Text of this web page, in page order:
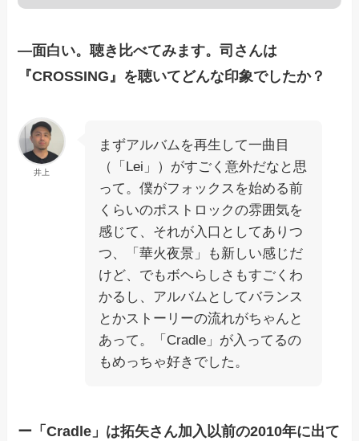
―面白い。聴き比べてみます。司さんは
『CROSSING』を聴いてどんな印象でしたか？
井上
まずアルバムを再生して一曲目
（「Lei」）がすごく意外だなと思
って。僕がフォックスを始める前
くらいのポストロックの雰囲気を
感じて、それが入口としてありつ
つ、「華火夜景」も新しい感じだ
けど、でもボヘらしさもすごくわ
かるし、アルバムとしてバランス
とかストーリーの流れがちゃんと
あって。「Cradle」が入ってるの
もめっちゃ好きでした。
ー「Cradle」は拓矢さん加入以前の2010年に出て